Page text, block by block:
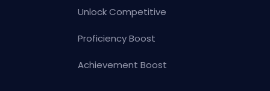
Unlock Competitive
Proficiency Boost
Achievement Boost